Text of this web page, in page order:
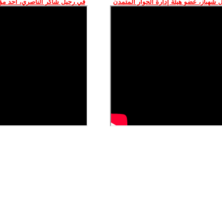
عضو هيئة إدارة الحوار المتمدن في رحيل شاكر الناصري، أحد